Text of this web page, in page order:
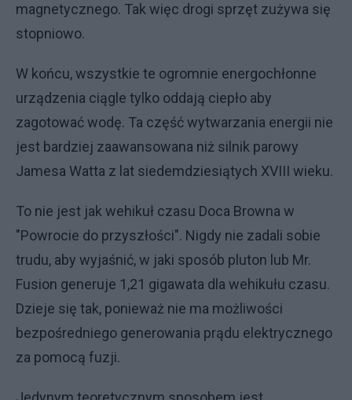
magnetycznego. Tak więc drogi sprzęt zużywa się
stopniowo.
W końcu, wszystkie te ogromnie energochłonne
urządzenia ciągle tylko oddają ciepło aby
zagotować wodę. Ta część wytwarzania energii nie
jest bardziej zaawansowana niż silnik parowy
Jamesa Watta z lat siedemdziesiątych XVIII wieku.
To nie jest jak wehikuł czasu Doca Browna w
"Powrocie do przyszłości". Nigdy nie zadali sobie
trudu, aby wyjaśnić, w jaki sposób pluton lub Mr.
Fusion generuje 1,21 gigawata dla wehikułu czasu.
Dzieje się tak, ponieważ nie ma możliwości
bezpośredniego generowania prądu elektrycznego
za pomocą fuzji.